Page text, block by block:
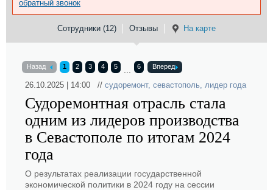
обратный звонок
Сотрудники (12) Отзывы На карте
Назад 1 2 3 4 5 6 Вперед
26.10.2025 | 14:00 // судоремонт, севастополь, лидер года
Судоремонтная отрасль стала
одним из лидеров производства
в Севастополе по итогам 2024
года
О результатах реализации государственной
экономической политики в 2024 году на сессии